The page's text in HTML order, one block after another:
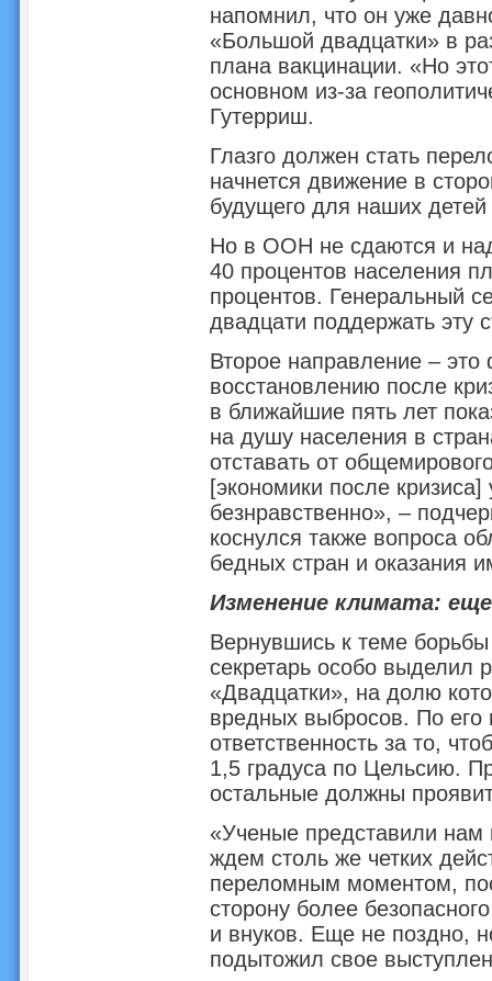
напомнил, что он уже
«Большой двадцатки» в
плана вакцинации. «Но
основном из-за
Гутерриш.
Глазго должен стать
начнется движение в
будущего для наших детей
Но в ООН не сдаются и
40 процентов населения
процентов. Генеральный
двадцати поддержать эту
Второе направление –
восстановлению после
в ближайшие пять лет
на душу населения в
отставать от
[экономики после кризиса]
безнравственно», –
коснулся также вопроса
бедных стран и оказания
Изменение климата:
Вернувшись к теме
секретарь особо выделил
«Двадцатки», на долю
вредных выбросов. По
ответственность за то,
1,5 градуса по Цельсию.
остальные должны
«Ученые представили
ждем столь же четких
переломным моментом,
сторону более
и внуков. Еще не поздно,
подытожил свое